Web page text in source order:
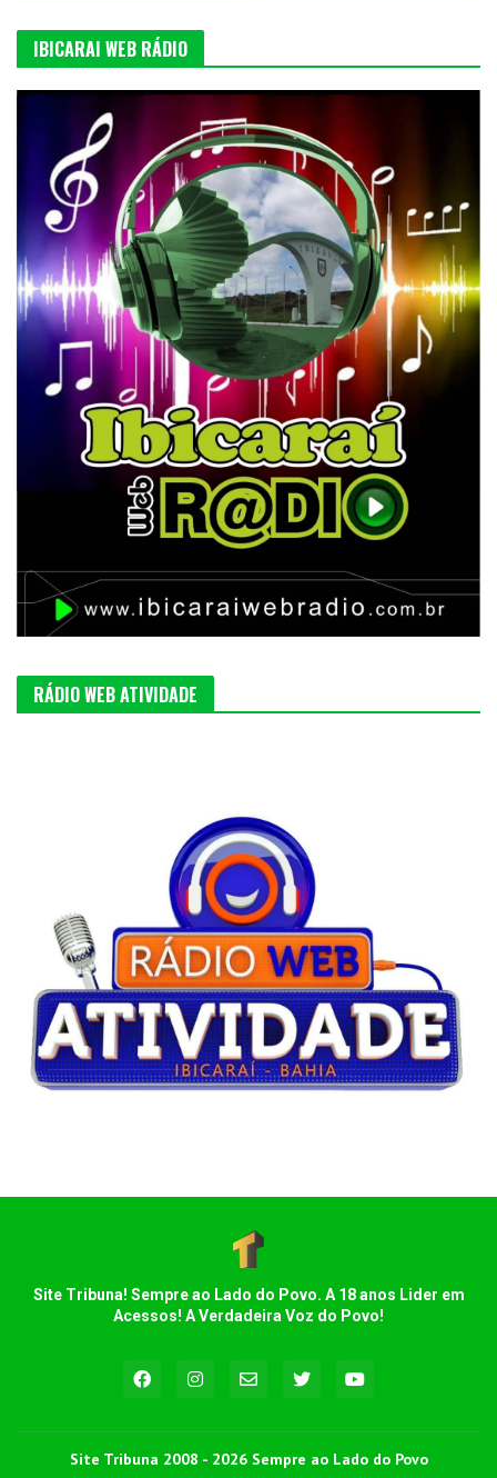
IBICARAI WEB RÁDIO
RÁDIO WEB ATIVIDADE
Site Tribuna! Sempre ao Lado do Povo. A 18 anos Lider em
Acessos! A Verdadeira Voz do Povo!
Site Tribuna 2008 - 2026 Sempre ao Lado do Povo